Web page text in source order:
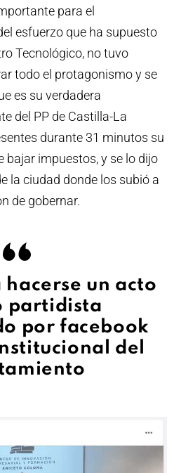
para el
esfuerzo que ha supuesto
Tecnológico, no tuvo
todo el protagonismo y se
es su verdadera
del PP de Castilla-La
durante 31 minutos su
bajar impuestos, y se lo dijo
la ciudad donde los subió a
de gobernar.
hacerse un acto
partidista
por facebook
del